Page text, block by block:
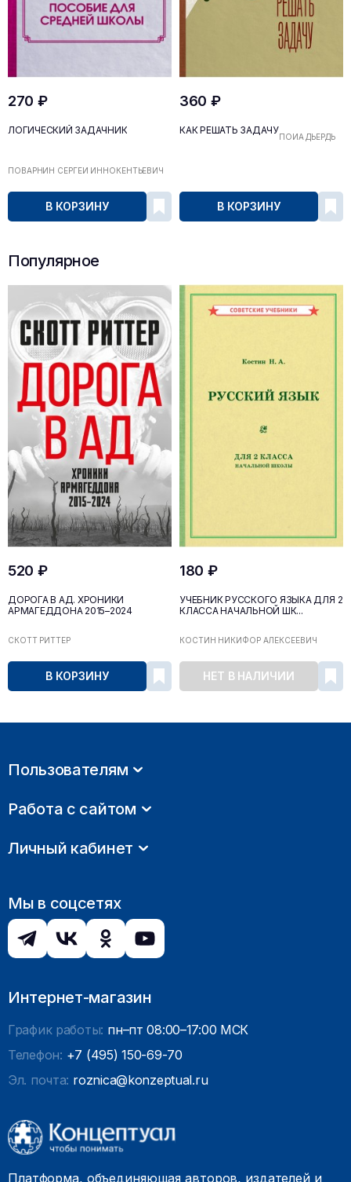
270 ₽
ЛОГИЧЕСКИЙ ЗАДАЧНИК
ПОВАРНИН СЕРГЕЙ ИННОКЕНТЬЕВИЧ
В КОРЗИНУ
360 ₽
КАК РЕШАТЬ ЗАДАЧУ
ПОЙА ДЬЁРДЬ
В КОРЗИНУ
Популярное
520 ₽
ДОРОГА В АД. ХРОНИКИ
АРМАГЕДДОНА 2015–2024
СКОТТ РИТТЕР
В КОРЗИНУ
180 ₽
УЧЕБНИК РУССКОГО ЯЗЫКА ДЛЯ 2
КЛАССА НАЧАЛЬНОЙ ШК...
КОСТИН НИКИФОР АЛЕКСЕЕВИЧ
НЕТ В НАЛИЧИИ
Пользователям
Работа с сайтом
Личный кабинет
Мы в соцсетях
Интернет-магазин
График работы: пн–пт 08:00–17:00 МСК
Телефон: +7 (495) 150-69-70
Эл. почта: roznica@konzeptual.ru
Платформа, объединяющая авторов, издателей и